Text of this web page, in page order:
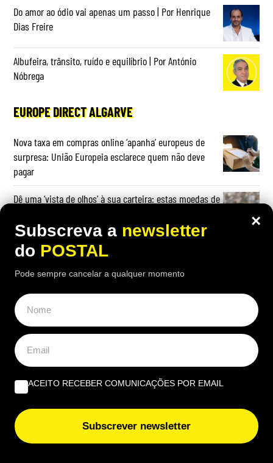
Do amor ao ódio vai apenas um passo | Por Henrique
Dias Freire
Albufeira, trânsito, ruído e equilíbrio | Por António
Nóbrega
EUROPE DIRECT ALGARVE
Nova taxa em compras online ‘apanha’ europeus de
surpresa: União Europeia esclarece quem não deve
pagar
Dê uma ‘vista de olhos’ à sua carteira: estas moedas de
×
Subscreva a newsletter
do POSTAL
Pode sempre cancelar a qualquer momento
ACEITO RECEBER COMUNICAÇÕES POR EMAIL
Subscrever newsletter